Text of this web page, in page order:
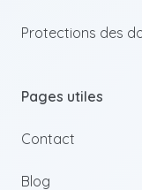
Protections des
Pages utiles
Contact
Blog